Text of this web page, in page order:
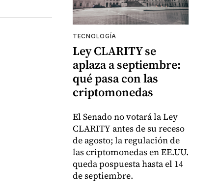
TECNOLOGÍA
Ley CLARITY se
aplaza a septiembre:
qué pasa con las
criptomonedas
El Senado no votará la Ley
CLARITY antes de su receso
de agosto; la regulación de
las criptomonedas en EE.UU.
queda pospuesta hasta el 14
de septiembre.